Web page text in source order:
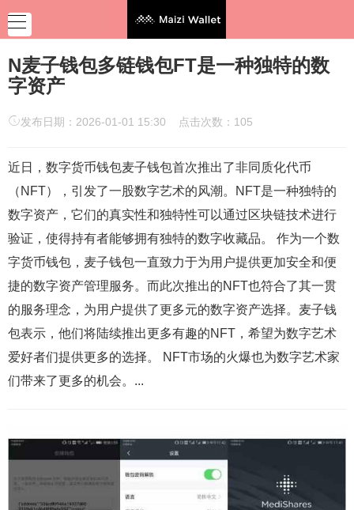
N麦子钱包多链钱包FT是一种独特的数
字资产
发布日期：2026-01-01 15:30 点击次数：105
近日，数字货币钱包麦子钱包首次推出了非同质化代币
（NFT），引发了一股数字艺术的风潮。NFT是一种独特的
数字资产，它们的真实性和独特性可以通过区块链技术进行
验证，使得持有者能够拥有独特的数字收藏品。 作为一个数
字货币钱包，麦子钱包一直致力于为用户提供更加安全和便
捷的数字资产管理服务。而此次推出的NFT也符合了其一贯
的服务理念，为用户提供了更多元的数字资产选择。麦子钱
包表示，他们将陆续推出更多有趣的NFT，希望为数字艺术
爱好者们提供更多的选择。 NFT市场的火爆也为数字艺术家
们带来了更多的机会。...